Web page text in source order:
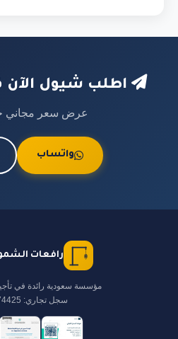
اطلب شيول
عرض سعر مجاني
واتساب
رافعات
مؤسسة سعودية رائدة في
سجل تجاري: 7038674425